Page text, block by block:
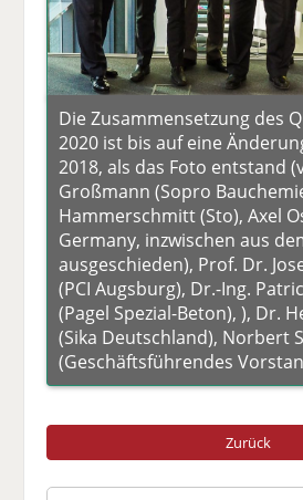
Die Zusammensetzung des
2020 ist bis auf eine
2018, als das Foto entstand
Großmann (Sopro
Hammerschmitt (Sto), Axel
Germany, inzwischen aus
ausgeschieden), Prof. Dr.
(PCI Augsburg), Dr.-Ing.
(Pagel Spezial-Beton), ), Dr.
(Sika Deutschland), Norbert
(Geschäftsführendes
Zurück